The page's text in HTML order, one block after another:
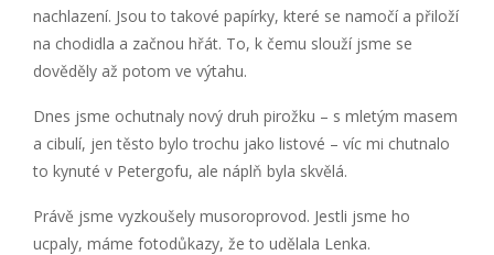
nachlazení. Jsou to takové papírky, které se namočí a přiloží
na chodidla a začnou hřát. To, k čemu slouží jsme se
dověděly až potom ve výtahu.
Dnes jsme ochutnaly nový druh pirožku – s mletým masem
a cibulí, jen těsto bylo trochu jako listové – víc mi chutnalo
to kynuté v Petergofu, ale náplň byla skvělá.
Právě jsme vyzkoušely musoroprovod. Jestli jsme ho
ucpaly, máme fotodůkazy, že to udělala Lenka.